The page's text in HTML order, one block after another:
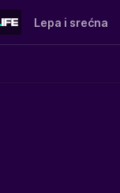
Lepa i srećna